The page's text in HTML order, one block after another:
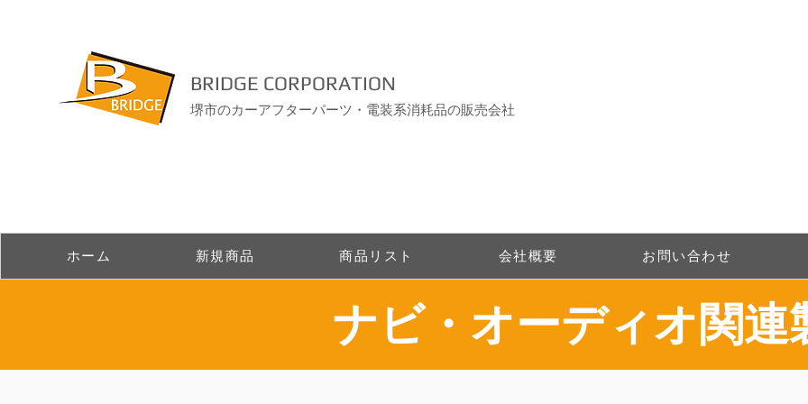
BRIDGE CORPORATION
堺市のカーアフターパーツ・電装系消耗品の販売会社
ホーム 新規商品 商品リスト 会社概要 お問い合わせ
ナビ・オーディオ関連